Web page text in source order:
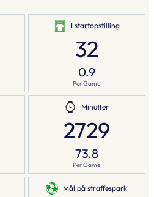
I startopstilling
32
0.9
Per Game
Minutter
2729
73.8
Per Game
Mål på straffespark